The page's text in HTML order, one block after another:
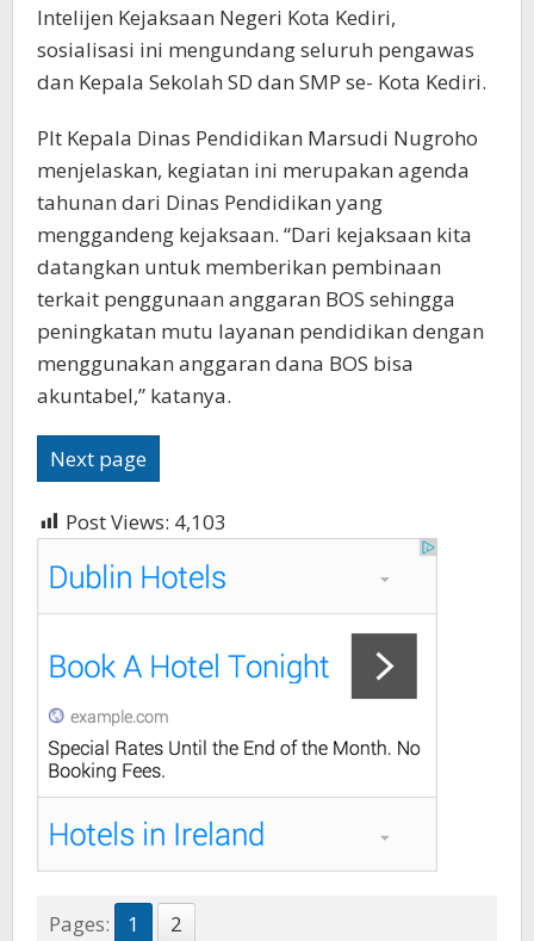
Intelijen Kejaksaan Negeri Kota Kediri,
sosialisasi ini mengundang seluruh pengawas
dan Kepala Sekolah SD dan SMP se- Kota Kediri.
Plt Kepala Dinas Pendidikan Marsudi Nugroho
menjelaskan, kegiatan ini merupakan agenda
tahunan dari Dinas Pendidikan yang
menggandeng kejaksaan. “Dari kejaksaan kita
datangkan untuk memberikan pembinaan
terkait penggunaan anggaran BOS sehingga
peningkatan mutu layanan pendidikan dengan
menggunakan anggaran dana BOS bisa
akuntabel,” katanya.
Next page
Post Views: 4,103
Pages: 1 2